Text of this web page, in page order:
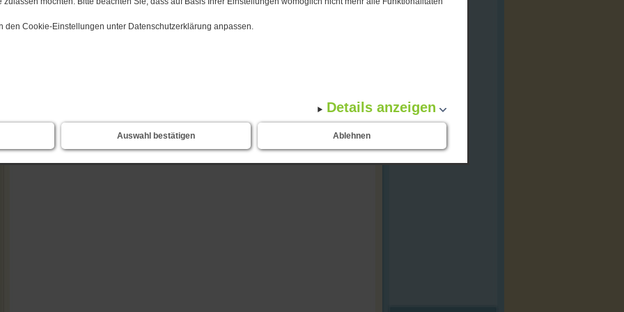
den Cookie-Einstellungen unter Datenschutzerklärung anpassen.
Details anzeigen
Auswahl bestätigen Ablehnen